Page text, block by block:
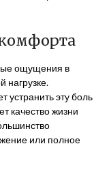
ощущения в
нагрузке.
устранить эту боль
качество жизни
или полное